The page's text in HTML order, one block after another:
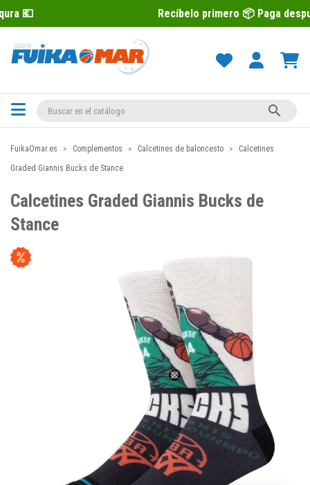
Recíbelo primero 📦 Paga después con

FuikaOmar.es Complementos Calcetines de baloncesto
Calcetines
Graded Giannis Bucks de Stance
Calcetines Graded Giannis Bucks de
Stance